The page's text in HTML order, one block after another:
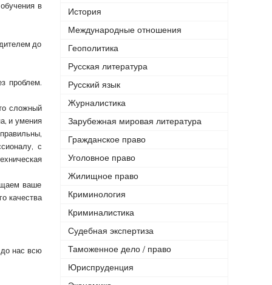
в
до
проблем.
сложный
и умения
с
ваше
качества
нас всю
История
Международные отношения
Геополитика
Русская литература
Русский язык
Журналистика
Зарубежная мировая литература
Гражданское право
Уголовное право
Жилищное право
Криминология
Криминалистика
Судебная экспертиза
Таможенное дело / право
Юриспруденция